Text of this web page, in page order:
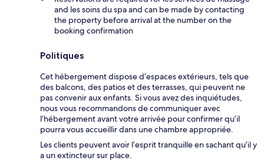
and les soins du spa and can be made by contacting
the property before arrival at the number on the
booking confirmation
Politiques
Cet hébergement dispose d’espaces extérieurs, tels que
des balcons, des patios et des terrasses, qui peuvent ne
pas convenir aux enfants. Si vous avez des inquiétudes,
nous vous recommandons de communiquer avec
l’hébergement avant votre arrivée pour confirmer qu’il
pourra vous accueillir dans une chambre appropriée.
Les clients peuvent avoir l’esprit tranquille en sachant qu’il y
a un extincteur sur place.